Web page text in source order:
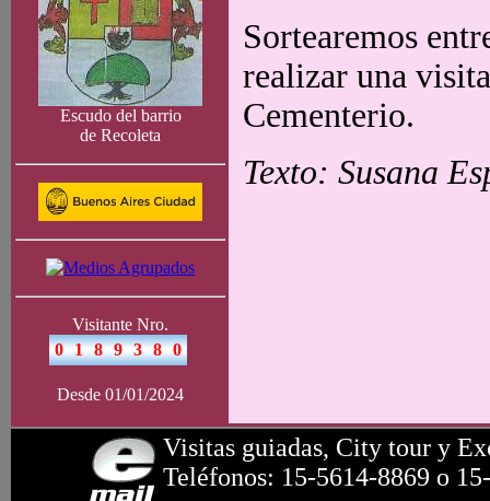
Escudo del barrio
de Recoleta
Visitante Nro.
Desde 01/01/2024
Sortearemos
realizar una
Cementerio.
Texto: Susana
Visitas guiadas, City tour y
Teléfonos: 15-5614-8869 o